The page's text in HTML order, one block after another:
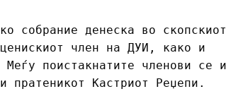
собрание денеска во скопскиот
член на ДУИ, како и
поистакнатите членови се и
пратеникот Кастриот Реџепи.